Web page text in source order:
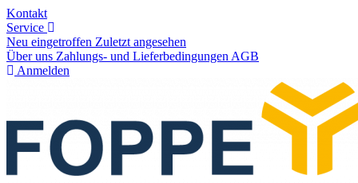
Kontakt
Service
Neu eingetroffen Zuletzt angesehen
Über uns Zahlungs- und Lieferbedingungen AGB
Anmelden